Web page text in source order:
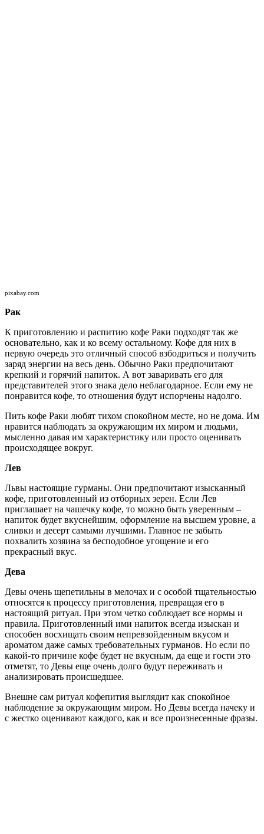
pixabay.com
Рак
К приготовлению и распитию кофе Раки подходят так же
основательно, как и ко всему остальному. Кофе для них в
первую очередь это отличный способ взбодриться и получить
заряд энергии на весь день. Обычно Раки предпочитают
крепкий и горячий напиток. А вот заваривать его для
представителей этого знака дело неблагодарное. Если ему не
понравится кофе, то отношения будут испорчены надолго.
Пить кофе Раки любят тихом спокойном месте, но не дома. Им
нравится наблюдать за окружающим их миром и людьми,
мысленно давая им характеристику или просто оценивать
происходящее вокруг.
Лев
Львы настоящие гурманы. Они предпочитают изысканный
кофе, приготовленный из отборных зерен. Если Лев
приглашает на чашечку кофе, то можно быть уверенным –
напиток будет вкуснейшим, оформление на высшем уровне, а
сливки и десерт самыми лучшими. Главное не забыть
похвалить хозяина за бесподобное угощение и его
прекрасный вкус.
Дева
Девы очень щепетильны в мелочах и с особой тщательностью
относятся к процессу приготовления, превращая его в
настоящий ритуал. При этом четко соблюдает все нормы и
правила. Приготовленный ими напиток всегда изыскан и
способен восхищать своим непревзойденным вкусом и
ароматом даже самых требовательных гурманов. Но если по
какой-то причине кофе будет не вкусным, да еще и гости это
отметят, то Девы еще очень долго будут переживать и
анализировать происшедшее.
Внешне сам ритуал кофепития выглядит как спокойное
наблюдение за окружающим миром. Но Девы всегда начеку и
с жестко оценивают каждого, как и все произнесенные фразы.